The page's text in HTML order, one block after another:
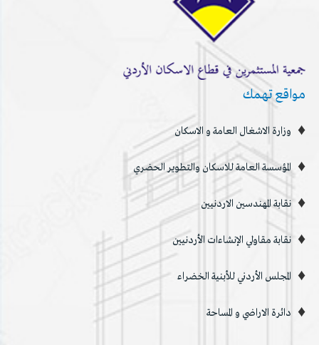
مواقع تهمك
وزارة الاشغال العامة و الاسكان
المؤسسة العامة للاسكان والتطوير الحضري
نقابة المهندسين الاردنيين
نقابة مقاولي الإنشاءات الأردنيين
المجلس الأردني للأبنية الخضراء
دائرة الاراضي و المساحة